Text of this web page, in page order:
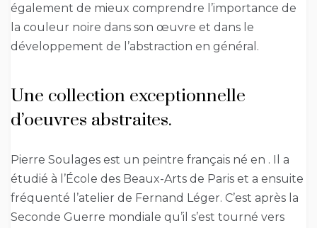
également de mieux comprendre l’importance de
la couleur noire dans son œuvre et dans le
développement de l’abstraction en général.
Une collection exceptionnelle
d’oeuvres abstraites.
Pierre Soulages est un peintre français né en . Il a
étudié à l’École des Beaux-Arts de Paris et a ensuite
fréquenté l’atelier de Fernand Léger. C’est après la
Seconde Guerre mondiale qu’il s’est tourné vers